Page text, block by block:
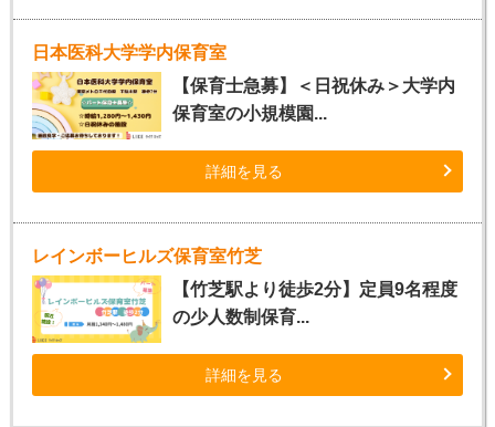
日本医科大学学内保育室
【保育士急募】＜日祝休み＞大学内
保育室の小規模園...
詳細を見る
レインボーヒルズ保育室竹芝
【竹芝駅より徒歩2分】定員9名程度
の少人数制保育...
詳細を見る